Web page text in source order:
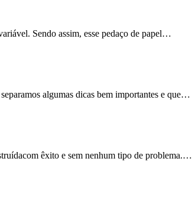
Sendo assim, esse pedaço de papel…
algumas dicas bem importantes e que…
com êxito e sem nenhum tipo de problema.…